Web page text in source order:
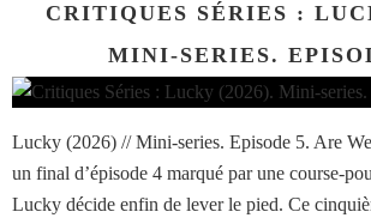
CRITIQUES SÉRIES :
MINI-SERIES.
Lucky (2026) // Mini-series. Episode 5. Are
un final d’épisode 4 marqué par une course-
Lucky décide enfin de lever le pied. Ce